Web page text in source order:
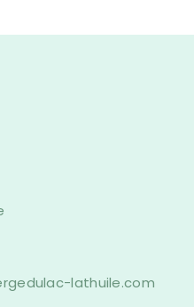
lathuile.com